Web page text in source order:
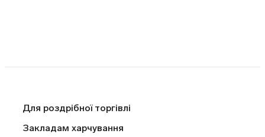
Для роздрібної торгівлі
Закладам харчування